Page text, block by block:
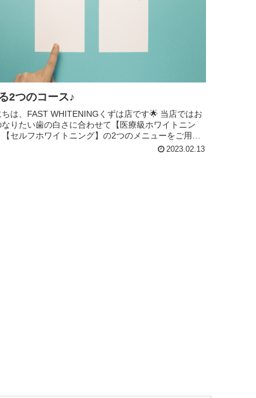
2つのコース♪
は、FAST WHITENINGくずは店です🌟 当店ではお
りたい歯の白さに合わせて【医療級ホワイトニン
【セルフホワイトニング】の2つのメニューをご用意
2023.02.13